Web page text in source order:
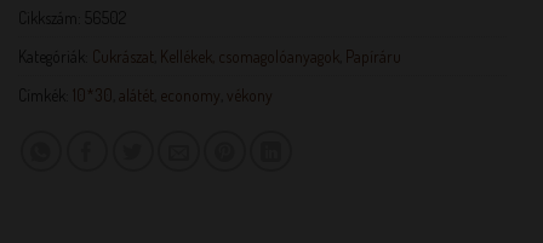
Cikkszám: 56502
Kategóriák: Cukrászat Kellékek, csomagolóanyagok Papíráru
Címkék: 10*30 alátét economy vékony